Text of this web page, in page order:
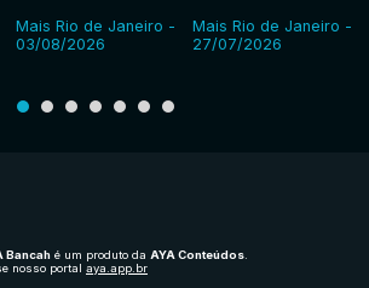
Mais Rio de Janeiro -
03/08/2026
Mais Rio de Janeiro -
27/07/2026
Bancah é um produto da AYA Conteúdos
nosso portal aya.app.br